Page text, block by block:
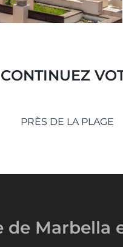
CONTINUEZ
PRÈS DE LA PLAGE
de Marbella